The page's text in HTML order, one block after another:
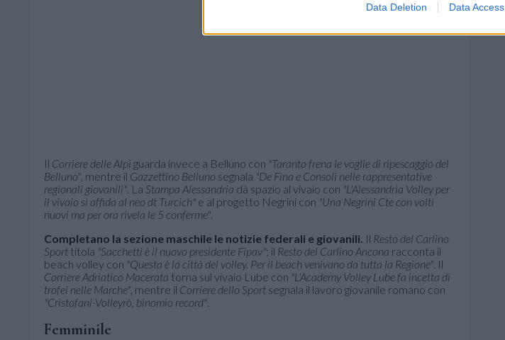
Data Deletion Data Access
Il Corriere delle Alpi guarda invece a Belluno con "Taranto frena le voglie di ripescaggio del
Belluno" , mentre il Gazzettino Belluno segnala "De Fina e Consoli nelle rappresentative
regionali giovanili". La Stampa Alessandria dà spazio al vivaio con "L'Alessandria Volley per
il vivaio si affida al neo dt Turcich" e al progetto Negrini con "Una Negrini Cte con volti
nuovi ma per ora rivela le 5 conferme".
Completano la sezione maschile le notizie federali e giovanili. Il Resto del Carlino
Sport titola "Sacchetti è il nuovo presidente Fipav"; il Resto del Carlino Ancona racconta il
beach volley con "Questa è la città del volley. Per il beach venivano da tutta la Regione". Il
Corriere Adriatico Macerata torna sul vivaio Lube con "L'Academy Volley Lube fa incetta di
trofei nelle Marche" , mentre il Corriere dello Sport segnala il lavoro giovanile romano con
"Cristofani-Volleyrò, binomio record".
Femminile